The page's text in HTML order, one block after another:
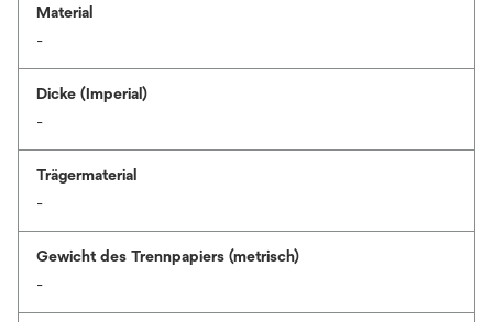
Material
-
Dicke (Imperial)
-
Trägermaterial
-
Gewicht des Trennpapiers (metrisch)
-